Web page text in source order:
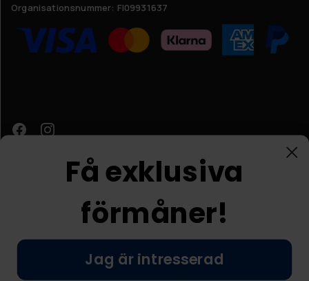
Organisationsnummer: FI09931637
© Nordic Prostore 2026
Allmänna villkor
Få exklusiva
förmåner!
Jag är intresserad